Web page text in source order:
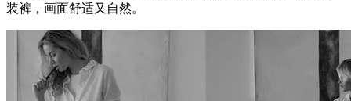
装裤，画面舒适又自然。